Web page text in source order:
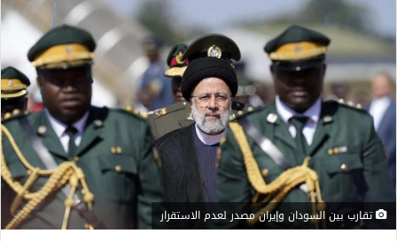
تقارب بين السودان وإيران مصدر لعدم الاستقرار